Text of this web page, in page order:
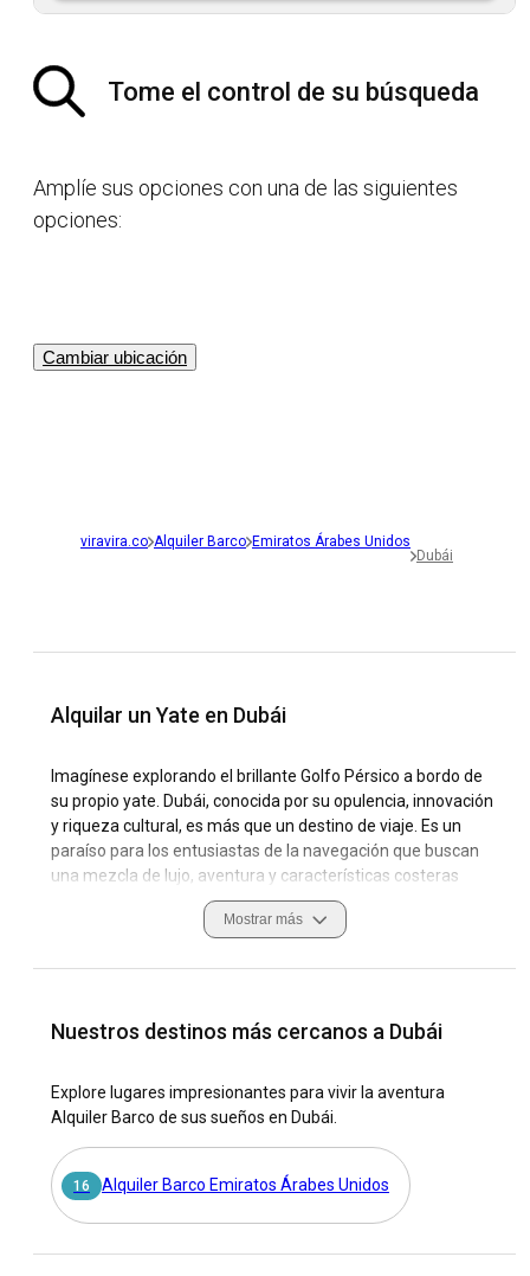
Tome el control de su búsqueda
Amplíe sus opciones con una de las siguientes
opciones:
Cambiar ubicación
viravira.co Alquiler Barco Emiratos Árabes Unidos
Dubái
Alquilar un Yate en Dubái
Imagínese explorando el brillante Golfo Pérsico a bordo de
su propio yate. Dubái, conocida por su opulencia, innovación
y riqueza cultural, es más que un destino de viaje. Es un
paraíso para los entusiastas de la navegación que buscan
una mezcla de lujo, aventura y características costeras
únicas. Como la joya de los Emiratos Árabes Unidos, Dubái
encanta con sus rascacielos, historia antigua e irresistible
habitual relato turístico del desierto, permitiendo una
profundamente arraigada en su herencia, navegar en Dubái
promete una mezcla de la navegación de lujo moderna y las
antiguas tradiciones marítimas. Este artículo lo lleva en un
viaje a través del espectro del alquiler de yates en Dubái,
afirmando aún más por qué la ciudad del oro merece un
vistazo más de cerca.
Mostrar más
Nuestros destinos más cercanos a Dubái
Explore lugares impresionantes para vivir la aventura
Alquiler Barco de sus sueños en Dubái.
16 Alquiler Barco Emiratos Árabes Unidos